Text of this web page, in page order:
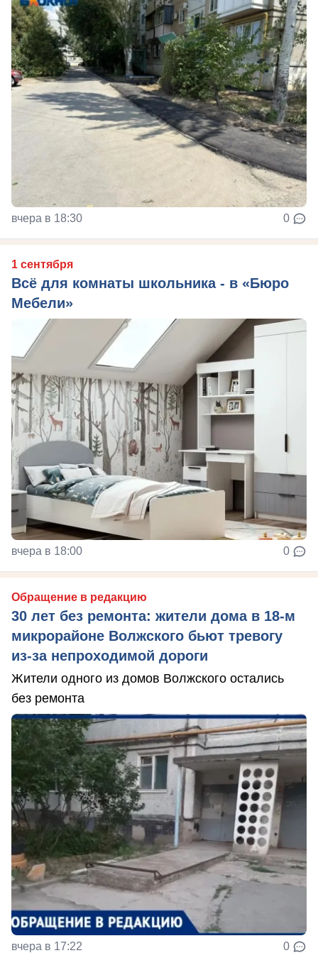
вчера в 18:30 0
1 сентября
Всё для комнаты школьника - в «Бюро
Мебели»
вчера в 18:00 0
Обращение в редакцию
30 лет без ремонта: жители дома в 18‑м
микрорайоне Волжского бьют тревогу
из‑за непроходимой дороги
Жители одного из домов Волжского остались
без ремонта
вчера в 17:22 0